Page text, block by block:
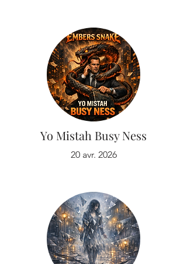
Yo Mistah Busy Ness
20 avr. 2026